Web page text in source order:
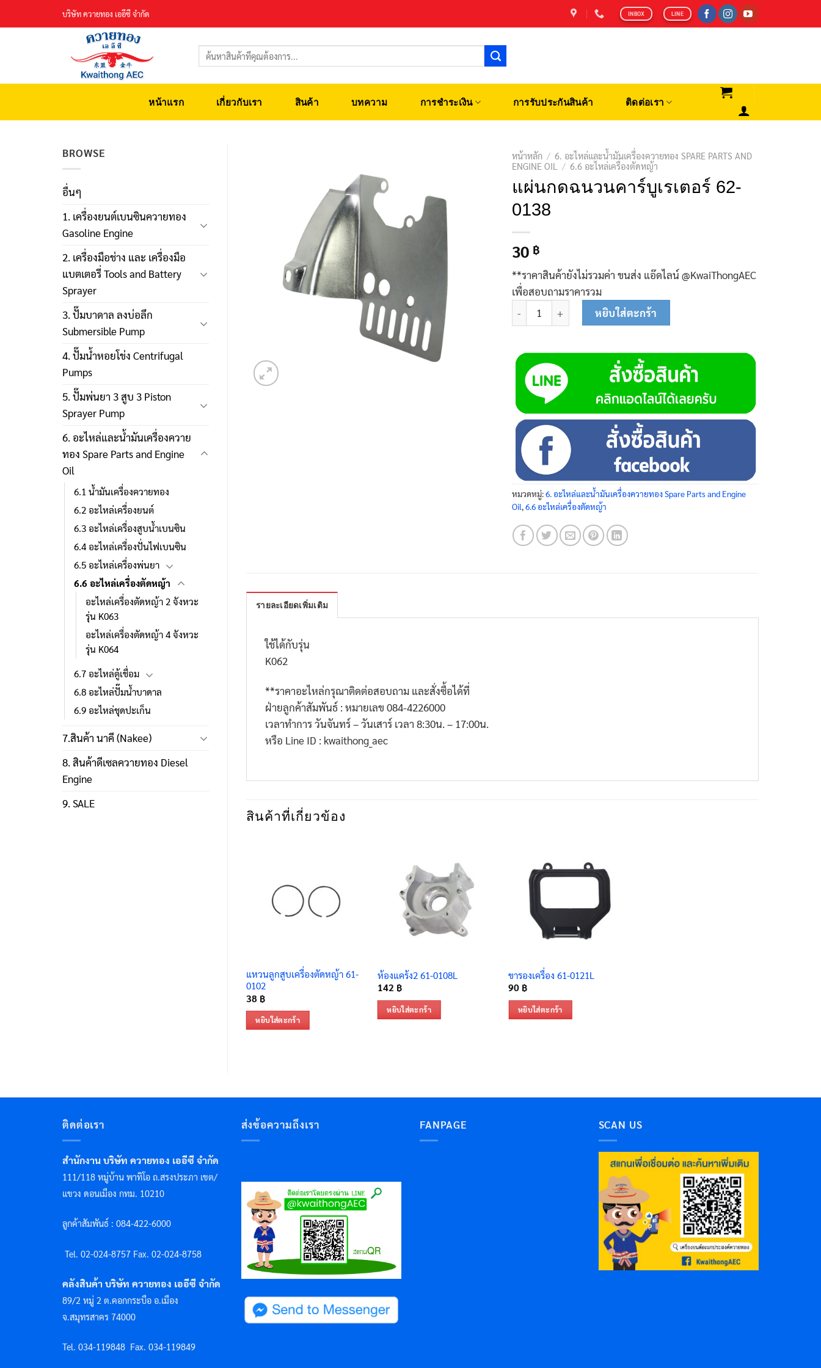
บริษัท ควายทอง เออีซี จำกัด INBOX LINE
ค้นหา:
หน้าแรก เกี่ยวกับเรา สินค้า บทความ การชำระเงิน การรับประกันสินค้า ติดต่อเรา
BROWSE
อื่นๆ
1. เครื่องยนต์เบนซินควายทอง
Gasoline Engine
2. เครื่องมือช่าง และ เครื่องมือ
แบตเตอรี่ Tools and Battery
Sprayer
3. ปั๊มบาดาล ลงบ่อลึก
Submersible Pump
4. ปั๊มน้ำหอยโข่ง Centrifugal
Pumps
5. ปั๊มพ่นยา 3 สูบ 3 Piston
Sprayer Pump
6. อะไหล่และน้ำมันเครื่องควาย
ทอง Spare Parts and Engine
Oil
6.1 น้ำมันเครื่องควายทอง
6.2 อะไหล่เครื่องยนต์
6.3 อะไหล่เครื่องสูบน้ำเบนซิน
6.4 อะไหล่เครื่องปั่นไฟเบนซิน
6.5 อะไหล่เครื่องพ่นยา
6.6 อะไหล่เครื่องตัดหญ้า
อะไหล่เครื่องตัดหญ้า 2 จังหวะ
รุ่น K063
อะไหล่เครื่องตัดหญ้า 4 จังหวะ
รุ่น K064
6.7 อะไหล่ตู้เชื่อม
6.8 อะไหล่ปั๊มน้ำบาดาล
6.9 อะไหล่ชุดปะเก็น
7.สินค้า นาคี (Nakee)
8. สินค้าดีเซลควายทอง Diesel
Engine
9. SALE
หน้าหลัก / 6. อะไหล่และน้ำมันเครื่องควายทอง SPARE PARTS AND
ENGINE OIL
/ 6.6 อะไหล่เครื่องตัดหญ้า
แผ่นกดฉนวนคาร์บูเรเตอร์ 62-
0138
30 ฿
**ราคาสินค้ายังไม่รวมค่า ขนส่ง แอ๊ดไลน์ @KwaiThongAEC
เพื่อสอบถามราคารวม
จำนวน แผ่นกดฉนวนคาร์บูเรเตอร์ 62-0138 ชิ้น
หยิบใส่ตะกร้า
หมวดหมู่:6. อะไหล่และน้ำมันเครื่องควายทอง Spare Parts and Engine
Oil,6.6 อะไหล่เครื่องตัดหญ้า
รายละเอียดเพิ่มเติม
ใช้ได้กับรุ่น
K062
**ราคาอะไหล่กรุณาติดต่อสอบถาม และสั่งซื้อได้ที่
ฝ่ายลูกค้าสัมพันธ์ : หมายเลข 084-4226000
เวลาทำการ วันจันทร์ – วันเสาร์ เวลา 8:30น. – 17:00น.
หรือ Line ID : kwaithong_aec
สินค้าที่เกี่ยวข้อง
แหวนลูกสูบเครื่องตัดหญ้า 61-
0102
38 ฿
หยิบใส่ตะกร้า
ห้องแคร้ง2 61-0108L
142 ฿
หยิบใส่ตะกร้า
ขารองเครื่อง 61-0121L
90 ฿
หยิบใส่ตะกร้า
ติดต่อเรา
สำนักงาน บริษัท ควายทอง เออีซี จำกัด
111/118 หมู่บ้าน พาทิโอ ถ.สรงประภา เขต/
แขวง ดอนเมือง กทม. 10210
ลูกค้าสัมพันธ์ : 084-422-6000
Tel. 02-024-8757 Fax. 02-024-8758
คลังสินค้า บริษัท ควายทอง เออีซี จำกัด
89/2 หมู่ 2 ต.คอกกระบือ อ.เมือง
จ.สมุทรสาคร 74000
Tel. 034-119848 Fax. 034-119849
ส่งข้อความถึงเรา FANPAGE SCAN US